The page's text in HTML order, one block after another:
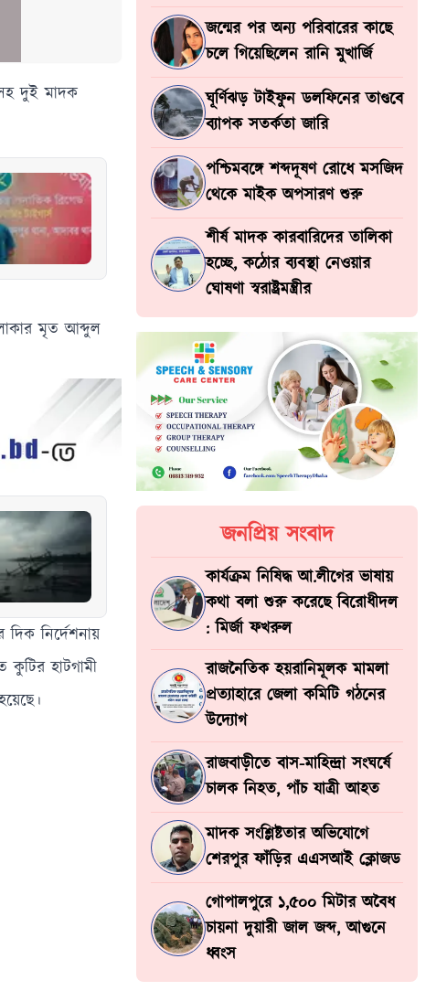
দুই মাদক
মৃত আব্দুল
দিক নির্দেশনায়
হাটগামী
জন্মের পর অন্য পরিবারের কাছে
চলে গিয়েছিলেন রানি মুখার্জি
ঘূর্ণিঝড় টাইফুন ডলফিনের তাণ্ডবে
ব্যাপক সতর্কতা জারি
পশ্চিমবঙ্গে শব্দদূষণ রোধে মসজিদ
থেকে মাইক অপসারণ শুরু
শীর্ষ মাদক কারবারিদের তালিকা
হচ্ছে, কঠোর ব্যবস্থা নেওয়ার
ঘোষণা স্বরাষ্ট্রমন্ত্রীর
জনপ্রিয় সংবাদ
কার্যক্রম নিষিদ্ধ আ.লীগের ভাষায়
কথা বলা শুরু করেছে বিরোধীদল
: মির্জা ফখরুল
রাজনৈতিক হয়রানিমূলক মামলা
প্রত্যাহারে জেলা কমিটি গঠনের
উদ্যোগ
রাজবাড়ীতে বাস-মাহিন্দ্রা সংঘর্ষে
চালক নিহত, পাঁচ যাত্রী আহত
মাদক সংশ্লিষ্টতার অভিযোগে
শেরপুর ফাঁড়ির এএসআই ক্লোজড
গোপালপুরে ১,৫০০ মিটার অবৈধ
চায়না দুয়ারী জাল জব্দ, আগুনে
ধ্বংস